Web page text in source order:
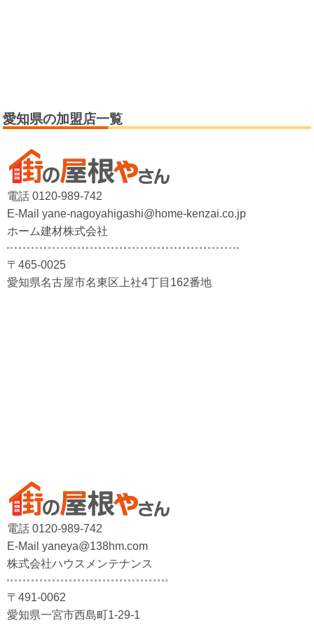
愛知県の加盟店一覧
電話 0120-989-742
E-Mail yane-nagoyahigashi@home-kenzai.co.jp
ホーム建材株式会社
〒465-0025
愛知県名古屋市名東区上社4丁目162番地
電話 0120-989-742
E-Mail yaneya@138hm.com
株式会社ハウスメンテナンス
〒491-0062
愛知県一宮市西島町1-29-1